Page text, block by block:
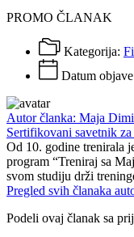
PROMO ČLANAK
Kategorija:
Datum
Autor članka: Maja
Sertifikovani savetnik za
Od 10. godine trenirala
program “Treniraj sa
svom studiju drži
Pregled svih članaka
Podeli ovaj članak sa